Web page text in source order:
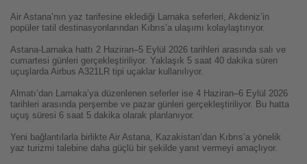
Air Astana’nın yaz tarifesine eklediği Larnaka seferleri, Akdeniz’in
popüler tatil destinasyonlarından Kıbrıs’a ulaşımı kolaylaştırıyor.
Astana-Larnaka hattı 2 Haziran–5 Eylül 2026 tarihleri arasında salı ve
cumartesi günleri gerçekleştiriliyor. Yaklaşık 5 saat 40 dakika süren
uçuşlarda Airbus A321LR tipi uçaklar kullanılıyor.
Almatı’dan Larnaka’ya düzenlenen seferler ise 4 Haziran–6 Eylül 2026
tarihleri arasında perşembe ve pazar günleri gerçekleştiriliyor. Bu hatta
uçuş süresi 6 saat 5 dakika olarak planlanıyor.
Yeni bağlantılarla birlikte Air Astana, Kazakistan’dan Kıbrıs’a yönelik
yaz turizmi talebine daha güçlü bir şekilde yanıt vermeyi amaçlıyor.